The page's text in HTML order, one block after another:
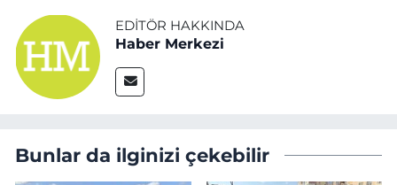
EDITÖR HAKKINDA
Haber Merkezi
Bunlar da ilginizi çekebilir